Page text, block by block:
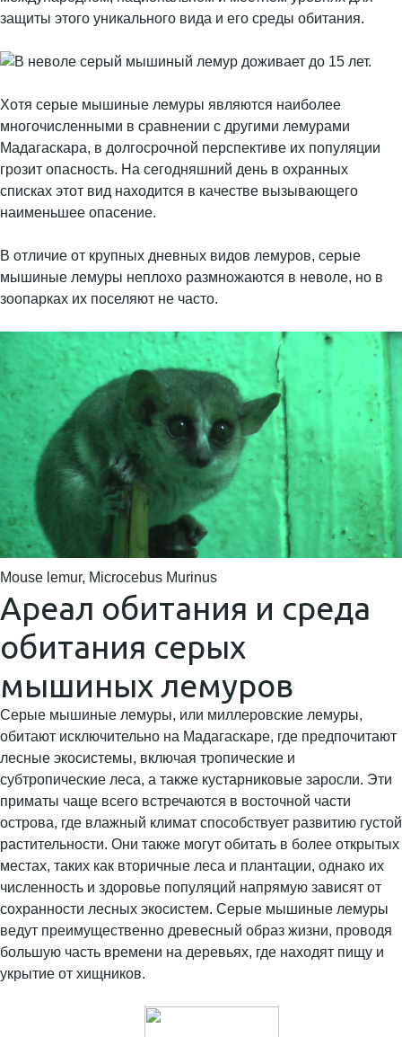
защиты этого уникального вида и его среды обитания.
Хотя серые мышиные лемуры являются наиболее
многочисленными в сравнении с другими лемурами
Мадагаскара, в долгосрочной перспективе их популяции
грозит опасность. На сегодняшний день в охранных
списках этот вид находится в качестве вызывающего
наименьшее опасение.
В отличие от крупных дневных видов лемуров, серые
мышиные лемуры неплохо размножаются в неволе, но в
зоопарках их поселяют не часто.
Mouse lemur, Microcebus Murinus
Ареал обитания и среда
обитания серых
мышиных лемуров
Серые мышиные лемуры, или миллеровские лемуры,
обитают исключительно на Мадагаскаре, где предпочитают
лесные экосистемы, включая тропические и
субтропические леса, а также кустарниковые заросли. Эти
приматы чаще всего встречаются в восточной части
острова, где влажный климат способствует развитию густой
растительности. Они также могут обитать в более открытых
местах, таких как вторичные леса и плантации, однако их
численность и здоровье популяций напрямую зависят от
сохранности лесных экосистем. Серые мышиные лемуры
ведут преимущественно древесный образ жизни, проводя
большую часть времени на деревьях, где находят пищу и
укрытие от хищников.